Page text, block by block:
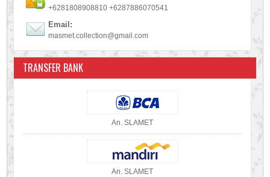
+6281808908810 +6287886070541
Email:
masmet.collection@gmail.com
TRANSFER BANK
An. SLAMET
An. SLAMET